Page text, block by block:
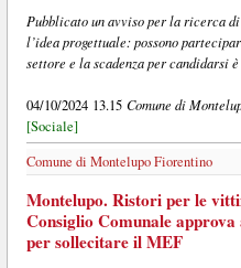
Pubblicato un avviso per la ricerca
l’idea progettuale: possono
settore e la scadenza per candidarsi
04/10/2024 13.15 Comune di
[Sociale]
Comune di Montelupo Fiorentino
Montelupo. Ristori per le
Consiglio Comunale
per sollecitare il MEF